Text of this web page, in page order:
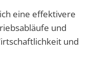
eine effektivere
und
und